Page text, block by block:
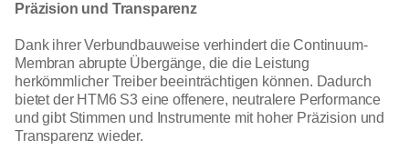
Präzision und Transparenz
Dank ihrer Verbundbauweise verhindert die Continuum-
Membran abrupte Übergänge, die die Leistung
herkömmlicher Treiber beeinträchtigen können. Dadurch
bietet der HTM6 S3 eine offenere, neutralere Performance
und gibt Stimmen und Instrumente mit hoher Präzision und
Transparenz wieder.